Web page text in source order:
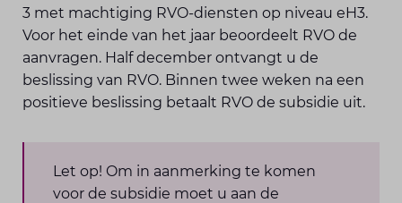
3 met machtiging RVO-diensten op niveau eH3.
Voor het einde van het jaar beoordeelt RVO de
aanvragen. Half december ontvangt u de
beslissing van RVO. Binnen twee weken na een
positieve beslissing betaalt RVO de subsidie uit.
Let op! Om in aanmerking te komen
voor de subsidie moet u aan de